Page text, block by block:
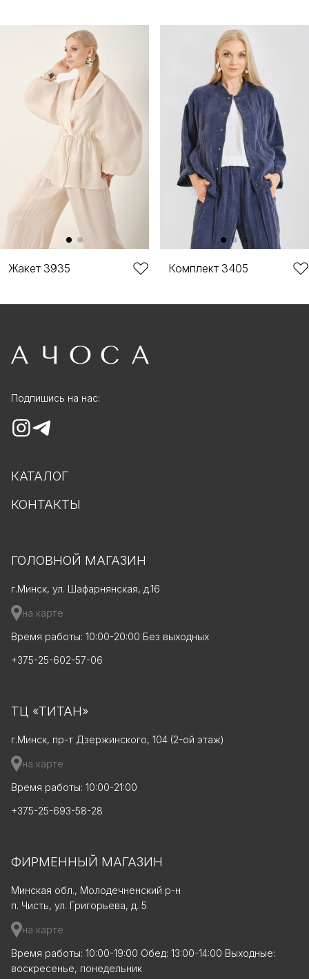
Жакет 3935 Комплект 3405
Подпишись на нас:
КАТАЛОГ
КОНТАКТЫ
ГОЛОВНОЙ МАГАЗИН
г.Минск, ул. Шафарнянская, д.16
на карте
Время работы: 10:00-20:00 Без выходных
+375-25-602-57-06
ТЦ «ТИТАН»
г.Минск, пр-т Дзержинского, 104 (2-ой этаж)
на карте
Время работы: 10:00-21:00
+375-25-693-58-28
ФИРМЕННЫЙ МАГАЗИН
Минская обл., Молодечненский р-н
п. Чисть, ул. Григорьева, д. 5
на карте
Время работы: 10:00-19:00 Обед: 13:00-14:00 Выходные:
воскресенье, понедельник